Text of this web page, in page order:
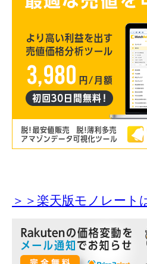
＞＞楽天版モノレート